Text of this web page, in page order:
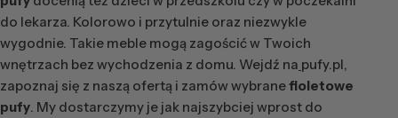
do lekarza. Kolorowo i przytulnie oraz niezwykle
wygodnie. Takie meble mogą zagościć w Twoich
wnętrzach bez wychodzenia z domu. Wejdź na pufy.pl,
zapoznaj się z naszą ofertą i zamów wybranefioletowe
pufy. My dostarczymy je jak najszybciej wprost do